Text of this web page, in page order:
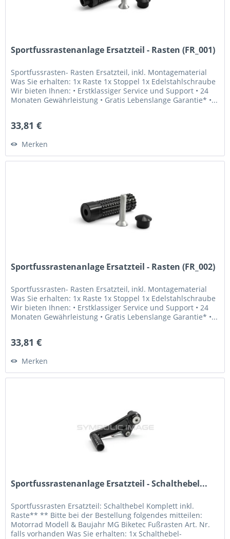
Sportfussrastenanlage Ersatzteil - Rasten (FR_001)
Sportfussrasten- Rasten Ersatzteil, inkl. Montagematerial
Was Sie erhalten: 1x Raste 1x Stoppel 1x Edelstahlschraube
Wir bieten Ihnen: • Erstklassiger Service und Support • 24
Monaten Gewährleistung • Gratis Lebenslange Garantie* •...
33,81 €
Merken
Sportfussrastenanlage Ersatzteil - Rasten (FR_002)
Sportfussrasten- Rasten Ersatzteil, inkl. Montagematerial
Was Sie erhalten: 1x Raste 1x Stoppel 1x Edelstahlschraube
Wir bieten Ihnen: • Erstklassiger Service und Support • 24
Monaten Gewährleistung • Gratis Lebenslange Garantie* •...
33,81 €
Merken
Sportfussrastenanlage Ersatzteil - Schalthebel...
Sportfussrasten Ersatzteil: Schalthebel Komplett inkl.
Raste** ** Bitte bei der Bestellung folgendes mitteilen:
Motorrad Modell & Baujahr MG Biketec Fußrasten Art. Nr.
falls vorhanden Was Sie erhalten: 1x Schalthebel-